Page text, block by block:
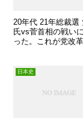
20年代 21年総裁選
氏vs菅首相の戦い
った。これが党改
日本史